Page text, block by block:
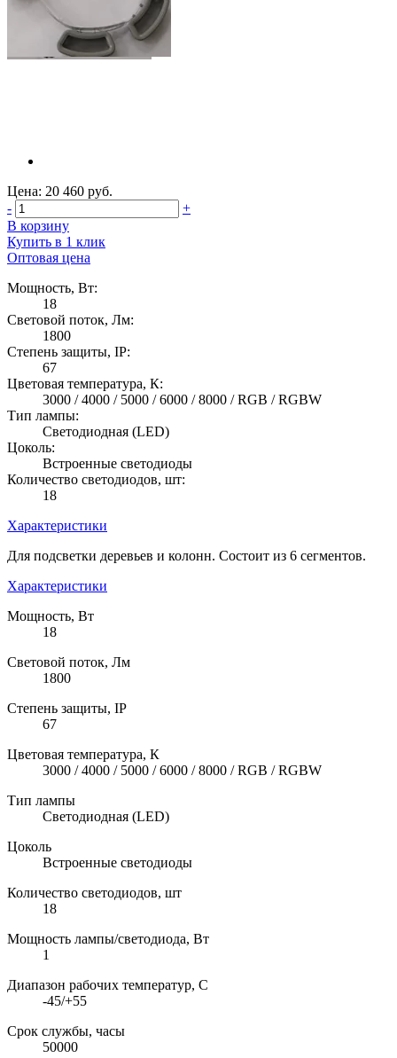
Цена: 20 460 руб.
-
+
В корзину
Купить в 1 клик
Оптовая цена
Мощность, Вт:
18
Световой поток, Лм:
1800
Степень защиты, IP:
67
Цветовая температура, К:
3000 / 4000 / 5000 / 6000 / 8000 / RGB / RGBW
Тип лампы:
Светодиодная (LED)
Цоколь:
Встроенные светодиоды
Количество светодиодов, шт:
18
Характеристики
Для подсветки деревьев и колонн. Состоит из 6 сегментов.
Характеристики
Мощность, Вт
18
Световой поток, Лм
1800
Степень защиты, IP
67
Цветовая температура, К
3000 / 4000 / 5000 / 6000 / 8000 / RGB / RGBW
Тип лампы
Светодиодная (LED)
Цоколь
Встроенные светодиоды
Количество светодиодов, шт
18
Мощность лампы/светодиода, Вт
1
Диапазон рабочих температур, C
-45/+55
Срок службы, часы
50000